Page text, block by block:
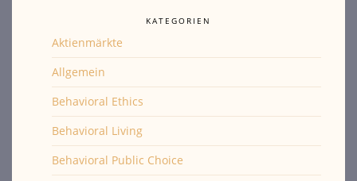
KATEGORIEN
Aktienmärkte
Allgemein
Behavioral Ethics
Behavioral Living
Behavioral Public Choice